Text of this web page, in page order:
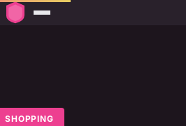
SHOPPING